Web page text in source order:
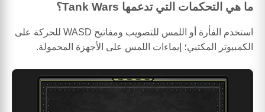
ما هي التحكمات التي تدعمها Tank Wars؟
استخدم الفأرة أو اللمس للتصويب ومفاتيح WASD للحركة على
الكمبيوتر المكتبي؛ إيماءات اللمس على الأجهزة المحمولة.